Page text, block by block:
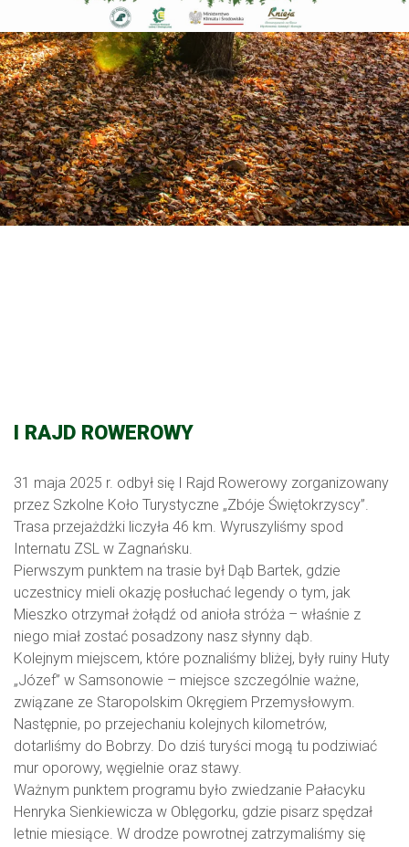
I RAJD ROWEROWY
31 maja 2025 r. odbył się I Rajd Rowerowy zorganizowany
przez Szkolne Koło Turystyczne „Zbóje Świętokrzyscy”.
Trasa przejażdżki liczyła 46 km. Wyruszyliśmy spod
Internatu ZSL w Zagnańsku.
Pierwszym punktem na trasie był Dąb Bartek, gdzie
uczestnicy mieli okazję posłuchać legendy o tym, jak
Mieszko otrzymał żołądź od anioła stróża – właśnie z
niego miał zostać posadzony nasz słynny dąb.
Kolejnym miejscem, które poznaliśmy bliżej, były ruiny Huty
„Józef” w Samsonowie – miejsce szczególnie ważne,
związane ze Staropolskim Okręgiem Przemysłowym.
Następnie, po przejechaniu kolejnych kilometrów,
dotarliśmy do Bobrzy. Do dziś turyści mogą tu podziwiać
mur oporowy, węgielnie oraz stawy.
Ważnym punktem programu było zwiedzanie Pałacyku
Henryka Sienkiewicza w Oblęgorku, gdzie pisarz spędzał
letnie miesiące. W drodze powrotnej zatrzymaliśmy się